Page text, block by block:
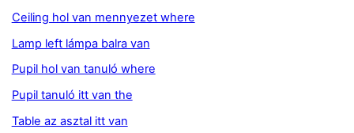
Ceiling hol van mennyezet where
Lamp left lámpa balra van
Pupil hol van tanuló where
Pupil tanuló itt van the
Table az asztal itt van